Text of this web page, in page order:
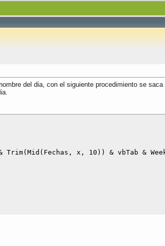
del dia, con el siguiente procedimiento se
x, 10)) & vbTab &